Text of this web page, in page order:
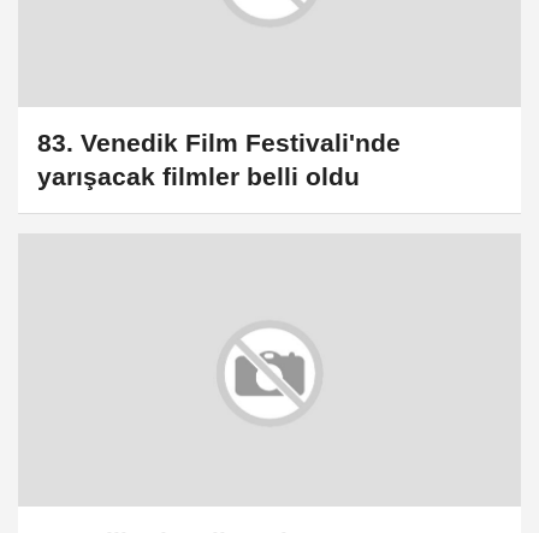
83. Venedik Film Festivali'nde
yarışacak filmler belli oldu